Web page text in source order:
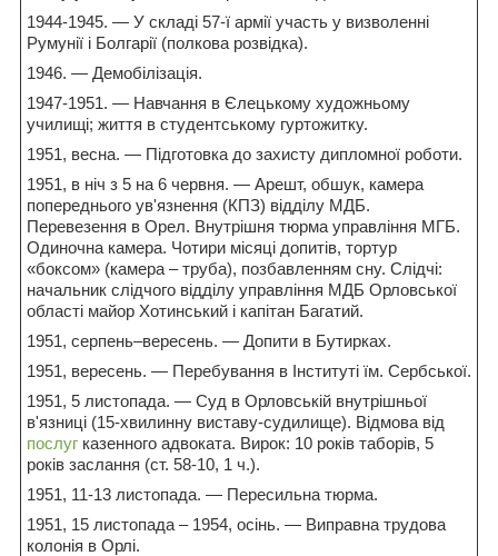
1944-1945. — У складі 57-ї армії участь у визволенні
Румунії і Болгарії (полкова розвідка).
1946. — Демобілізація.
1947-1951. — Навчання в Єлецькому художньому
училищі; життя в студентському гуртожитку.
1951, весна. — Підготовка до захисту дипломної роботи.
1951, в ніч з 5 на 6 червня. — Арешт, обшук, камера
попереднього ув'язнення (КПЗ) відділу МДБ.
Перевезення в Орел. Внутрішня тюрма управління МГБ.
Одиночна камера. Чотири місяці допитів, тортур
«боксом» (камера – труба), позбавленням сну. Слідчі:
начальник слідчого відділу управління МДБ Орловської
області майор Хотинський і капітан Багатий.
1951, серпень–вересень. — Допити в Бутирках.
1951, вересень. — Перебування в Інституті їм. Сербської.
1951, 5 листопада. — Суд в Орловській внутрішньої
в'язниці (15-хвилинну виставу-судилище). Відмова від
послуг казенного адвоката. Вирок: 10 років таборів, 5
років заслання (ст. 58-10, 1 ч.).
1951, 11-13 листопада. — Пересильна тюрма.
1951, 15 листопада – 1954, осінь. — Виправна трудова
колонія в Орлі.